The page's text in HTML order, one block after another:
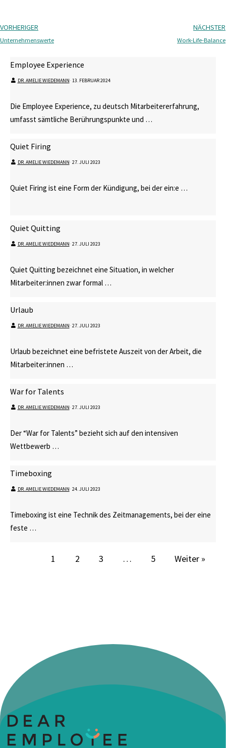
VORHERIGER
Unternehmenswerte
NÄCHSTER
Work-Life-Balance
Employee Experience
DR. AMELIE WIEDEMANN⋅ 13. FEBRUAR 2024
Die Employee Experience, zu deutsch Mitarbeitererfahrung,
umfasst sämtliche Berührungspunkte und …
Quiet Firing
DR. AMELIE WIEDEMANN⋅ 27. JULI 2023
Quiet Firing ist eine Form der Kündigung, bei der ein:e …
Quiet Quitting
DR. AMELIE WIEDEMANN⋅ 27. JULI 2023
Quiet Quitting bezeichnet eine Situation, in welcher
Mitarbeiter:innen zwar formal …
Urlaub
DR. AMELIE WIEDEMANN⋅ 27. JULI 2023
Urlaub bezeichnet eine befristete Auszeit von der Arbeit, die
Mitarbeiter:innen …
War for Talents
DR. AMELIE WIEDEMANN⋅ 27. JULI 2023
Der “War for Talents” bezieht sich auf den intensiven
Wettbewerb …
Timeboxing
DR. AMELIE WIEDEMANN⋅ 24. JULI 2023
Timeboxing ist eine Technik des Zeitmanagements, bei der eine
feste …
1 2 3 … 5 Weiter »